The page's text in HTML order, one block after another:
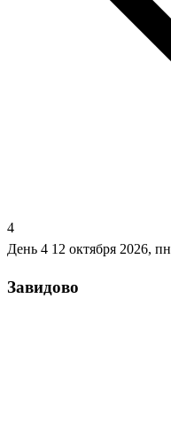
4
День 4 12 октября 2026, пн
Завидово